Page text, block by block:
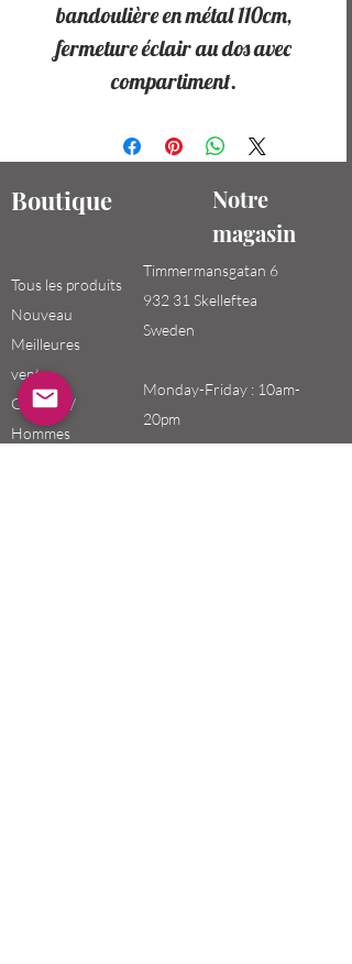
bandoulière en métal 110cm,
fermeture éclair au dos avec
compartiment.
Boutique
Notre
magasin
Tous les produits
Nouveau
Meilleures
ventes
Garçons /
Hommes
Timmermansgatan 6
932 31 Skelleftea
Sweden
Monday-Friday : 10am-
20pm
Saturday-Sunday: 10am-